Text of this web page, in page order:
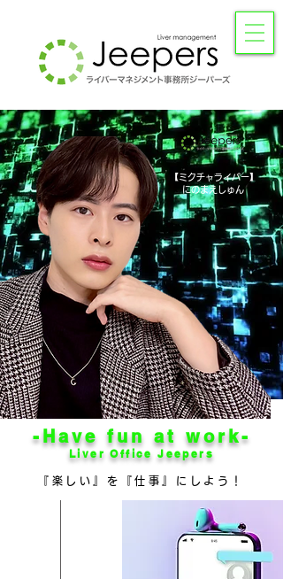
​にのまえしゅん
​【ミクチャライバー】
-Have fun at work-
​Liver Office Jeepers
『楽しい』を『仕事』にしよう！